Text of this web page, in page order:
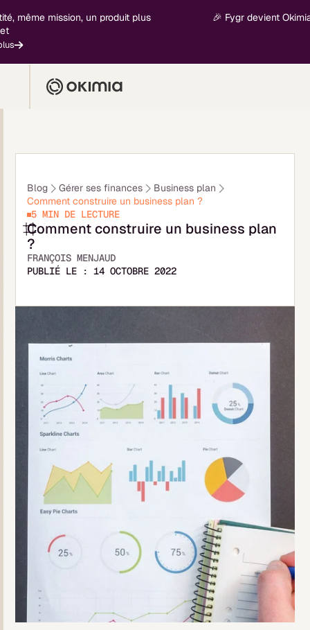
mission, un produit plus 🎉 Fygr devient Okimia -
Blog Gérer ses finances
Business plan
Comment construire un business plan ?
5 MIN DE LECTURE
Comment construire un business plan
?
FRANÇOIS MENJAUD
PUBLIÉ LE :14 OCTOBRE 2022